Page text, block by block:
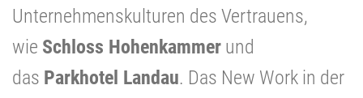
Unternehmens­kulturen des Vertrauens,
wie Schloss Hohenkammer und
das Parkhotel Landau. Das New Work in der